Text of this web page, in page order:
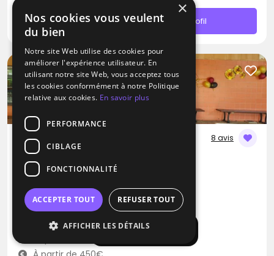
Afficher la carte
Contacter Profil
8 avis
DJ
Lou Cade Evénementiel
Blues RNB Zouk
Carcès (83)
×
Nos cookies vous veulent
du bien
Notre site Web utilise des cookies pour
améliorer l'expérience utilisateur. En
utilisant notre site Web, vous acceptez tous
les cookies conformément à notre Politique
relative aux cookies. En savoir plus
PERFORMANCE
CIBLAGE
FONCTIONNALITÉ
ACCEPTER TOUT REFUSER TOUT
AFFICHER LES DÉTAILS